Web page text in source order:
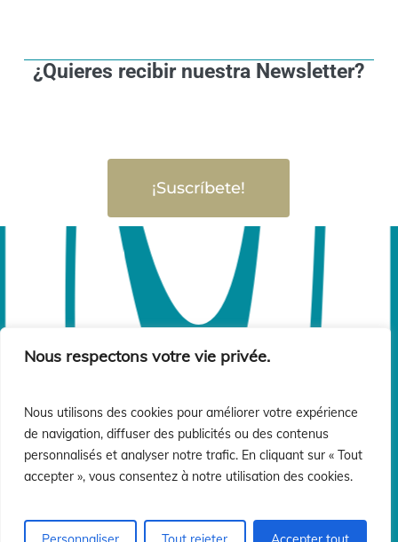
Nous respectons votre vie privée.
Nous utilisons des cookies pour améliorer votre expérience
de navigation, diffuser des publicités ou des contenus
personnalisés et analyser notre trafic. En cliquant sur « Tout
accepter », vous consentez à notre utilisation des cookies.
¿Quieres recibir nuestra Newsletter?
¡Suscríbete!